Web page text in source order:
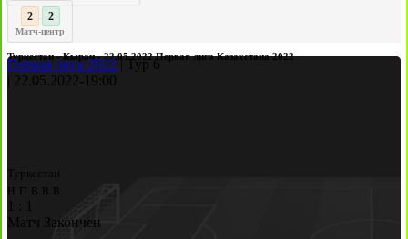
3 : 2
Матч-центр
Туркестан - Кыран - 22.05.2022 Первая лига Казахстана 2022
Первая лига 2022
Тур 6
22.05.2022- 19:00
Туркестан
н п в в в
1
1
Матч Закончен